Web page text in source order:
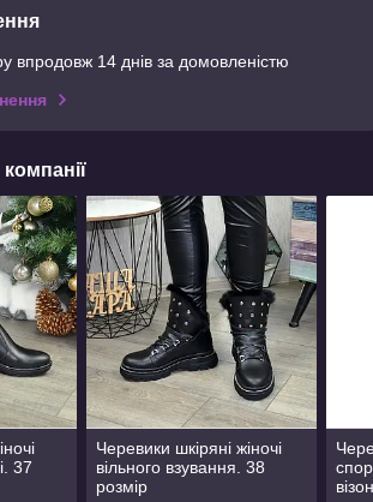
впродовж 14 днів за домовленістю
37
Черевики шкіряні жіночі
вільного взування. 38
розмір